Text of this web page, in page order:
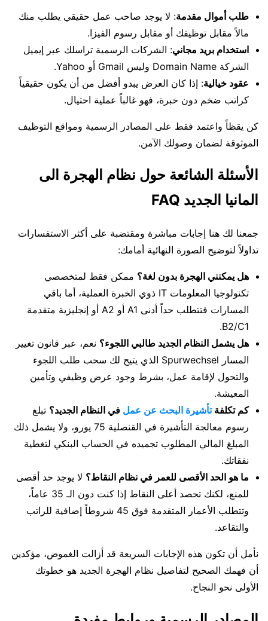
طلب أموال مقدمة: لا يوجد صاحب عمل حقيقي يطلب منك
مالاً مقابل توظيفك أو مقابل رسوم الفيزا.
استخدام بريد مجاني: الشركات الرسمية تراسلك عبر إيميل
الشركة Domain Name وليس Gmail أو Yahoo.
عقود خيالية: إذا كان العرض يبدو أفضل من أن يكون حقيقياً
كراتب ضخم دون خبرة، فهو غالباً عملية احتيال.
كن يقظاً واعتمد فقط على المصادر الرسمية ومواقع التوظيف
الموثوقة لضمان وصولك الآمن.
الأسئلة الشائعة حول نظام الهجرة الى
المانيا الجديد FAQ
جمعنا لك هنا إجابات مباشرة ومقتضبة على أكثر الاستفسارات
تداولاً لتوضيح الصورة النهائية أمامك:
هل يمكنني الهجرة بدون لغة؟ ممكن فقط لمتخصصي
تكنولوجيا المعلومات IT ذوي الخبرة العملية، أما باقي
المسارات فتتطلب حداً أدنى A1 أو A2 أو إنجليزية متقدمة
B2/C1.
هل يشمل النظام الجديد طالبي اللجوء؟ نعم، عبر قانون تغيير
المسار Spurwechsel الذي يتيح لك سحب طلب اللجوء
والتحول لإقامة عمل، بشرط وجود عرض وظيفي وتأمين
المعيشة.
كم تكلفةتأشيرة البحث عن عمل في النظام الجديد؟ تبلغ
رسوم معالجة التأشيرة في القنصلية 75 يورو، ولا يشمل ذلك
المبلغ المالي المطلوب تجميده في الحساب البنكي لتغطية
نفقاتك.
ما هو الحد الأقصى للعمر في نظام النقاط؟ لا يوجد حد أقصى
للمنع، لكنك تحصد أعلى النقاط إذا كنت دون الـ 35 عاماً،
وتتطلب الأعمار المتقدمة فوق 45 شروطاً إضافية للراتب
والتقاعد.
نأمل أن تكون هذه الإجابات السريعة قد أزالت الغموض، مؤكدين
أن فهمك الصحيح لتفاصيل نظام الهجرة الجديد هو خطوتك
الأولى نحو النجاح.